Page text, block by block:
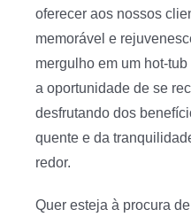
oferecer aos nossos
memorável e
mergulho em um hot-
a oportunidade de se
desfrutando dos
quente e da
redor.
Quer esteja à procura